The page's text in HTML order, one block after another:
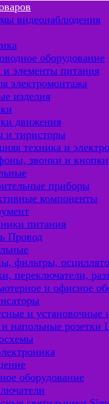
видеонаблюдения
оборудование
и элементы питания
электромонтажа
изделия
движения
и тиристоры
техника и
звонки и кнопки
приборы
компоненты
питания
Провод
фильтры,
переключатели,
и офисное
и установочные
напольные розетки
оборудование